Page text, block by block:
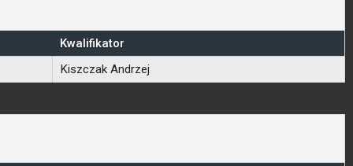
Kwalifikator
Kiszczak Andrzej